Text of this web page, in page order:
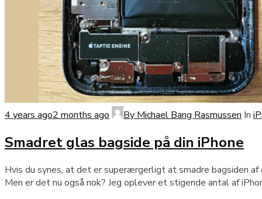
4 years ago2 months ago By Michael Bang Rasmussen In
Smadret glas bagside på din iPhone
Hvis du synes, at det er superærgerligt at smadre bagsiden
Men er det nu også nok? Jeg oplever et stigende antal af